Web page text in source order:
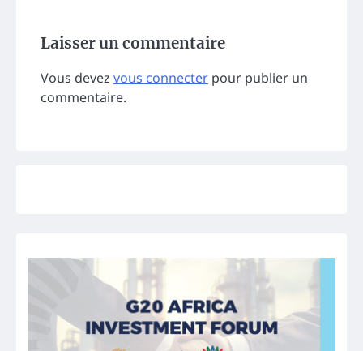
Laisser un commentaire
Vous devez vous connecter pour publier un
commentaire.